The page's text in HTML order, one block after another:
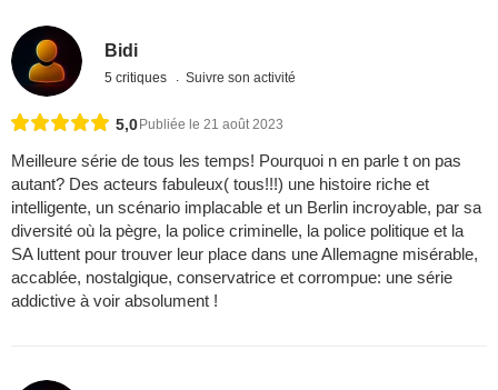
Bidi
5 critiques Suivre son activité
5,0Publiée le 21 août 2023
Meilleure série de tous les temps! Pourquoi n en parle t on pas
autant? Des acteurs fabuleux( tous!!!) une histoire riche et
intelligente, un scénario implacable et un Berlin incroyable, par sa
diversité où la pègre, la police criminelle, la police politique et la
SA luttent pour trouver leur place dans une Allemagne misérable,
accablée, nostalgique, conservatrice et corrompue: une série
addictive à voir absolument !